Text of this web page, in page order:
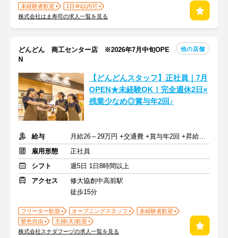
未経験者歓迎
1日4h以内可
株式会社はま寿司の求人一覧を見る
どんどん 商工センター店 ※2026年7月中旬OPE
N
他の店舗
【どんどんスタッフ】正社員｜7月
OPEN★未経験OK！完全週休2日×
残業少なめ◎賞与年2回♪
給与
月給26～29万円 +交通費 +賞与年2回 +昇給年1回
雇用形態
正社員
シフト
週5日 1日8時間以上
アクセス
修大協創中高前駅
徒歩15分
フリーター歓迎 オープニングスタッフ
未経験者歓迎
髪色自由
主婦(夫)歓迎
株式会社スナダフーヅの求人一覧を見る